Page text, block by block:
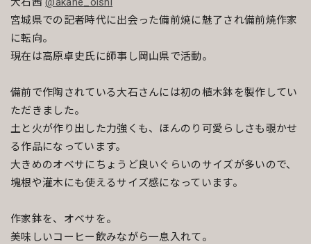
宮城県での記者時代に出会った備前焼に魅了され備前焼作家
に転向。
現在は高原卓史氏に師事し岡山県で活動。
備前で作陶されている大石さんには初の植木鉢を製作してい
ただきました。
土と火が作り出した力強くも、ほんのり可愛らしさも覗かせ
る作品になっています。
大きめのオベサにちょうど良いぐらいのサイズが多いので、
塊根や灌木にも使えるサイズ感になっています。
作家鉢を、オベサを。
美味しいコーヒー飲みながら一息入れて。